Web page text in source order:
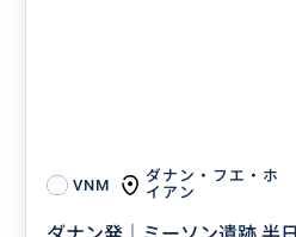
VNM
ダナン・フエ・ホ
イアン